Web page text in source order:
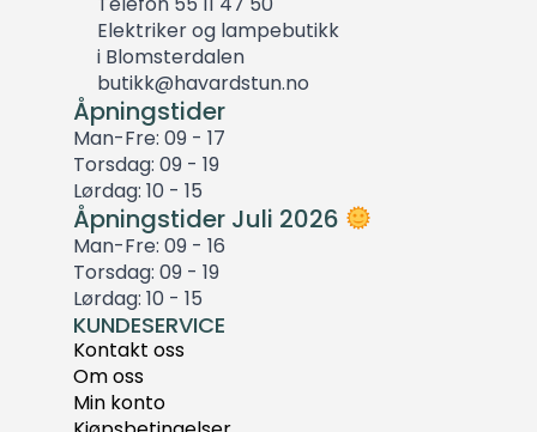
Elektriker og lampebutikk
i Blomsterdalen
butikk@havardstun.no
Åpningstider
Man-Fre: 09 - 17
Torsdag: 09 - 19
Lørdag: 10 - 15
Åpningstider Juli 2026
Man-Fre: 09 - 16
Torsdag: 09 - 19
Lørdag: 10 - 15
KUNDESERVICE
Kontakt oss
Om oss
Min konto